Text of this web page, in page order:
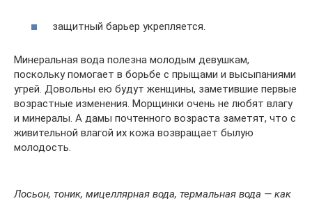
защитный барьер укрепляется.
Минеральная вода полезна молодым девушкам,
поскольку помогает в борьбе с прыщами и высыпаниями
угрей. Довольны ею будут женщины, заметившие первые
возрастные изменения. Морщинки очень не любят влагу
и минералы. А дамы почтенного возраста заметят, что с
живительной влагой их кожа возвращает былую
молодость.
Лосьон, тоник, мицеллярная вода, термальная вода — как